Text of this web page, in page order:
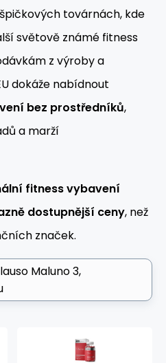
továrnách, kde
světově známé fitness
z výroby a
dokáže nabídnout
bez prostředníků,
a marží
fitness vybavení
dostupnější ceny, než
značek.
Maluno 3